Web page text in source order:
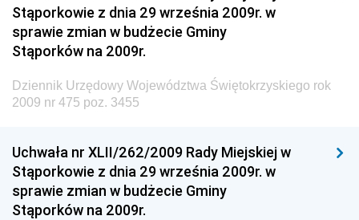
Dziennik Urzędowy Ministerstwa Kultury, Dziedzictwa
Narodowego i Sportu
Dziennik Urzędowy Ministra Finansów, Funduszy i
Dziennik Urzędowy Ministra Rozwoju, Pracy i
Dziennik Urzędowy Ministra Kultury, Dziedzictwa
Narodowego i Sportu
Dziennik Urzędowy Ministra Rodziny i Polityki
Społecznej
Stąporkowie z dnia 29 września 2009r. w
sprawie zmian w budżecie Gminy
Stąporków na 2009r.
Dziennik Urzędowy Województwa Świętokrzyskiego rok
2009 nr 475 poz. 3455
Uchwała nr XLII/262/2009 Rady Miejskiej w
Stąporkowie z dnia 29 września 2009r. w
sprawie zmian w budżecie Gminy
Stąporków na 2009r.